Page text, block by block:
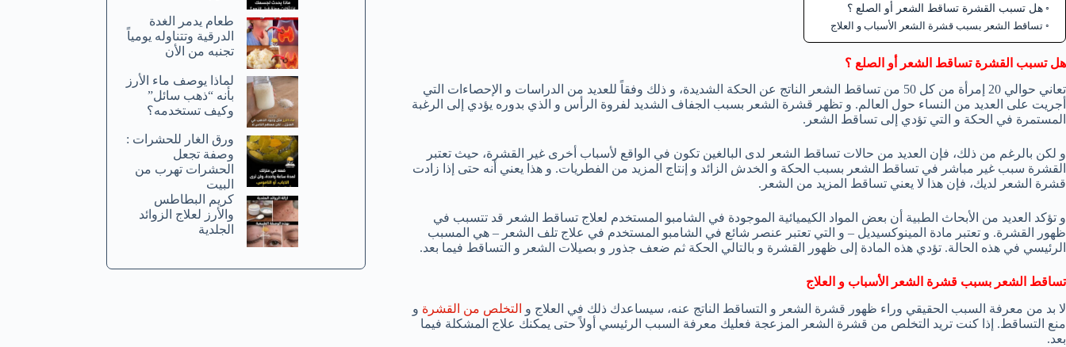
هل تسبب القشرة تساقط الشعر أو الصلع ؟
تساقط الشعر بسبب قشرة الشعر الأسباب و العلاج
هل تسبب القشرة تساقط الشعر أو الصلع ؟
تعاني حوالي 20 إمرأة من كل 50 من تساقط الشعر الناتج عن الحكة الشديدة، و ذلك وفقاً للعديد من الدراسات و الإحصاءات التي
أجريت على العديد من النساء حول العالم. و تظهر قشرة الشعر بسبب الجفاف الشديد لفروة الرأس و الذي بدوره يؤدي إلى الرغبة
المستمرة في الحكة و التي تؤدي إلى تساقط الشعر.
و لكن بالرغم من ذلك، فإن العديد من حالات تساقط الشعر لدى البالغين تكون في الواقع لأسباب أخرى غير القشرة، حيث تعتبر
القشرة سبب غير مباشر في تساقط الشعر بسبب الحكة و الخدش الزائد و إنتاج المزيد من الفطريات. و هذا يعني أنه حتى إذا زادت
قشرة الشعر لديك، فإن هذا لا يعني تساقط المزيد من الشعر.
و تؤكد العديد من الأبحاث الطبية أن بعض المواد الكيميائية الموجودة في الشامبو المستخدم لعلاج تساقط الشعر قد تتسبب في
ظهور القشرة. و تعتبر مادة المينوكسيديل – و التي تعتبر عنصر شائع في الشامبو المستخدم في علاج تلف الشعر – هي المسبب
الرئيسي في هذه الحالة. تؤدي هذه المادة إلى ظهور القشرة و بالتالي الحكة ثم ضعف جذور و بصيلات الشعر و التساقط فيما بعد.
تساقط الشعر بسبب قشرة الشعر الأسباب و العلاج
لا بد من معرفة السبب الحقيقي وراء ظهور قشرة الشعر و التساقط الناتج عنه، سيساعدك ذلك في العلاج و التخلص من القشرة و
منع التساقط. إذا كنت تريد التخلص من قشرة الشعر المزعجة فعليك معرفة السبب الرئيسي أولاً حتى يمكنك علاج المشكلة فيما
بعد.
طعام يدمر الغدة
الدرقية وتتناوله يومياً
تجنبه من الأن
لماذا يوصف ماء الأرز
بأنه “ذهب سائل”
وكيف تستخدمه؟
ورق الغار للحشرات :
وصفة تجعل
الحشرات تهرب من
البيت
كريم البطاطس
والأرز لعلاج الزوائد
الجلدية